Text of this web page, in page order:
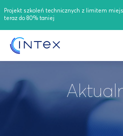
Projekt szkoleń technicznych z limitem
teraz do 80% taniej